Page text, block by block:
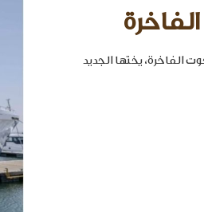
الفاخرة، يختها الجديد